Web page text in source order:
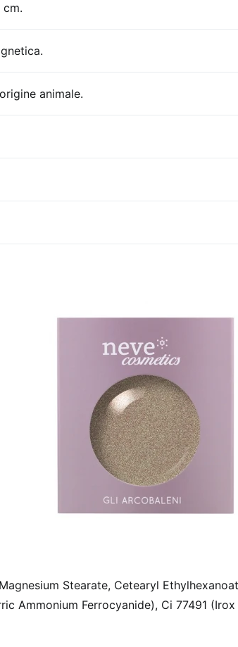
animale.
Stearate, Cetearyl
Ammonium Ferrocyanide), Ci 77491